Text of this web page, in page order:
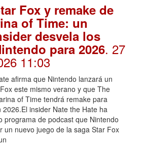
Fox y remake de
of Time: un
desvela los
para 2026. 27
11:03
afirma que Nintendo lanzará un
este mismo verano y que The
of Time tendrá remake para
2026.El insider Nate the Hate ha
programa de podcast que Nintendo
un nuevo juego de la saga Star Fox